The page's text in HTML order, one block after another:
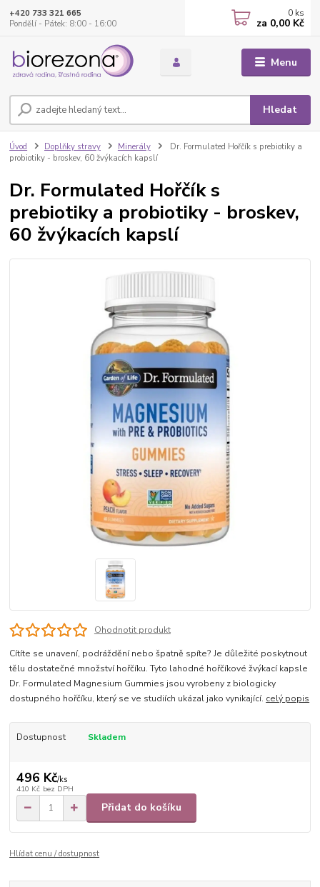
Menu
Hledat
+420 733 321 665
Pondělí - Pátek: 8:00 - 16:00
0 ks
za 0,00 Kč
Úvod Doplňky stravy Minerály
Dr. Formulated Hořčík s prebiotiky a
probiotiky - broskev, 60 žvýkacích kapslí
Dr. Formulated Hořčík s
prebiotiky a probiotiky - broskev,
60 žvýkacích kapslí
Ohodnotit produkt
Cítíte se unavení, podráždění nebo špatně spíte? Je důležité poskytnout
tělu dostatečné množství hořčíku. Tyto lahodné hořčíkové žvýkací kapsle
Dr. Formulated Magnesium Gummies jsou vyrobeny z biologicky
dostupného hořčíku, který se ve studiích ukázal jako vynikající. celý popis
Dostupnost Skladem
496 Kč/ks
410 Kč bez DPH
Přidat do košíku
Hlídat cenu / dostupnost